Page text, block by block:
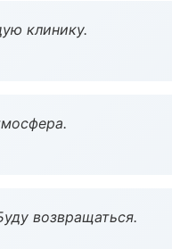
клинику.
возвращаться.